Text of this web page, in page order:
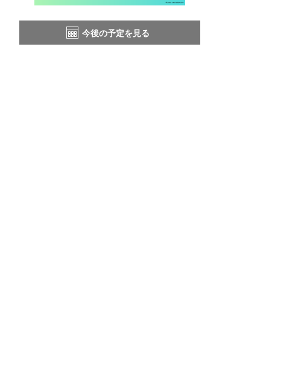
今後の予定を見る